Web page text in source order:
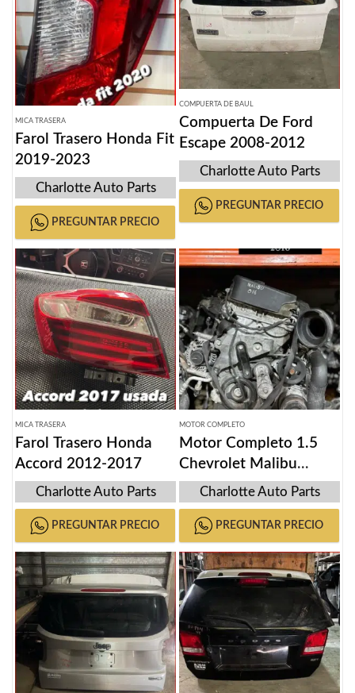
MICA TRASERA
Farol Trasero Honda Fit
2019-2023
Charlotte Auto Parts
PREGUNTAR PRECIO
COMPUERTA DE BAUL
Compuerta De Ford
Escape 2008-2012
Charlotte Auto Parts
PREGUNTAR PRECIO
MICA TRASERA
Farol Trasero Honda
Accord 2012-2017
Charlotte Auto Parts
PREGUNTAR PRECIO
MOTOR COMPLETO
Motor Completo 1.5
Chevrolet Malibu
2015-2020
Charlotte Auto Parts
PREGUNTAR PRECIO